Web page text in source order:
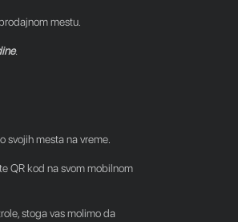
mestu.
.
mesta na vreme.
QR kod na svom mobilnom
stoga vas molimo da